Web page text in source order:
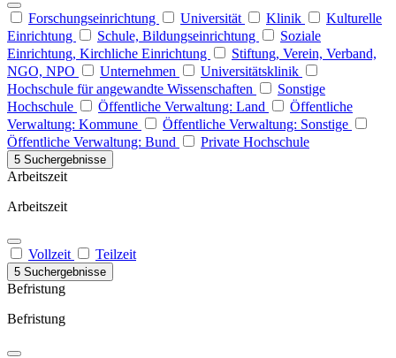
Forschungseinrichtung Universität Klinik
Kulturelle
Einrichtung
Schule, Bildungseinrichtung
Soziale
Einrichtung, Kirchliche Einrichtung
Stiftung, Verein, Verband,
NGO, NPO
Unternehmen
Universitätsklinik
Hochschule für angewandte Wissenschaften
Sonstige
Hochschule
Öffentliche Verwaltung: Land
Öffentliche
Verwaltung: Kommune
Öffentliche Verwaltung: Sonstige
Öffentliche Verwaltung: Bund
Private Hochschule
5 Suchergebnisse
Arbeitszeit
Arbeitszeit
Vollzeit Teilzeit
5 Suchergebnisse
Befristung
Befristung